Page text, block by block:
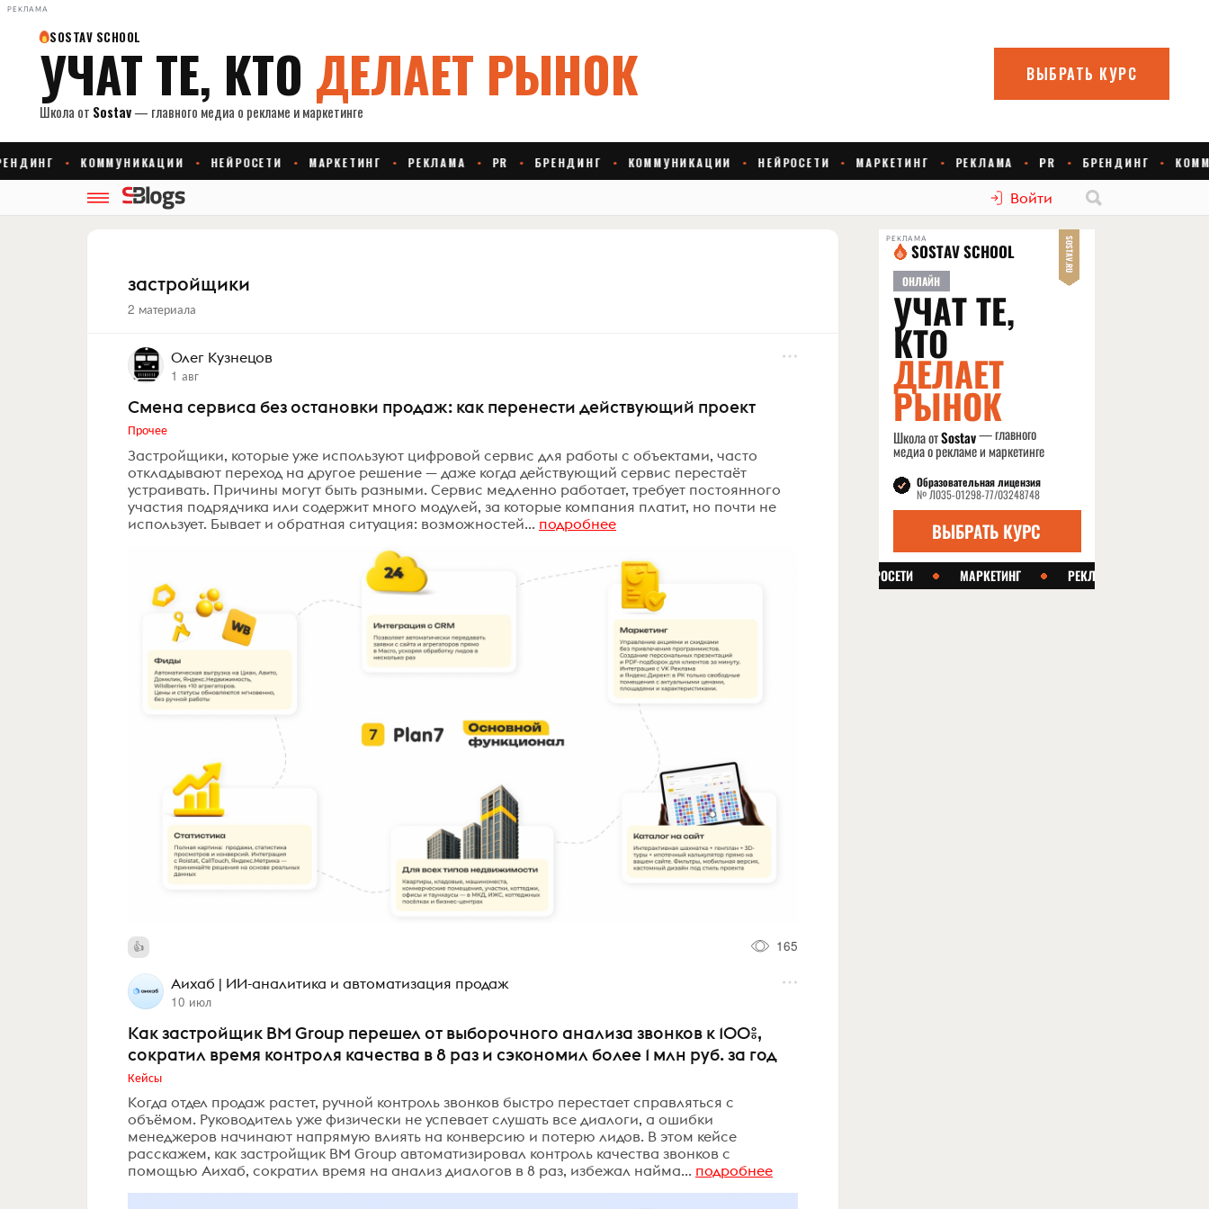
РЕКЛАМА
Войти
застройщики
2 материала
Олег Кузнецов
1 авг
Смена сервиса без остановки продаж: как перенести действующий проект
Прочее
Застройщики, которые уже используют цифровой сервис для работы с объектами, часто
откладывают переход на другое решение — даже когда действующий сервис перестаёт
устраивать. Причины могут быть разными. Сервис медленно работает, требует постоянного
участия подрядчика или содержит много модулей, за которые компания платит, но почти не
использует. Бывает и обратная ситуация: возможностей... подробнее
165
Аихаб | ИИ-аналитика и автоматизация продаж
10 июл
Как застройщик BM Group перешел от выборочного анализа звонков к 100%,
сократил время контроля качества в 8 раз и сэкономил более 1 млн руб. за год
Кейсы
Когда отдел продаж растет, ручной контроль звонков быстро перестает справляться с
объёмом. Руководитель уже физически не успевает слушать все диалоги, а ошибки
менеджеров начинают напрямую влиять на конверсию и потерю лидов. В этом кейсе
расскажем, как застройщик BM Group автоматизировал контроль качества звонков с
помощью Аихаб, сократил время на анализ диалогов в 8 раз, избежал найма... подробнее
РЕКЛАМА